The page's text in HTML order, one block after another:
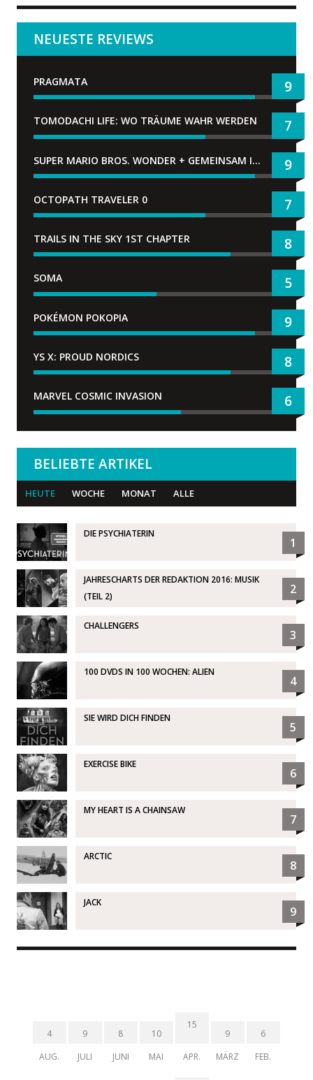
NEUESTE REVIEWS
PRAGMATA 9
TOMODACHI LIFE: WO TRÄUME WAHR WERDEN 7
SUPER MARIO BROS. WONDER + GEMEINSAM IM BELLABEL-PARK 9
OCTOPATH TRAVELER 0 7
TRAILS IN THE SKY 1ST CHAPTER 8
SOMA 5
POKÉMON POKOPIA 9
YS X: PROUD NORDICS 8
MARVEL COSMIC INVASION 6
BELIEBTE ARTIKEL
HEUTE WOCHE MONAT ALLE
DIE PSYCHIATERIN
1
JAHRESCHARTS DER REDAKTION 2016: MUSIK
(TEIL 2)
2
CHALLENGERS
3
100 DVDS IN 100 WOCHEN: ALIEN
4
SIE WIRD DICH FINDEN
5
EXERCISE BIKE
6
MY HEART IS A CHAINSAW
7
ARCTIC
8
JACK
9
4
AUG.
9
JULI
8
JUNI
10
MAI
15
APR.
9
MÄRZ
6
FEB.